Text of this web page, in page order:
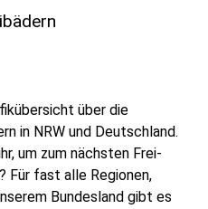
über die
in NRW und Deutschland.
um zum nächsten Frei-
Für fast alle Regionen,
Bundesland gibt es